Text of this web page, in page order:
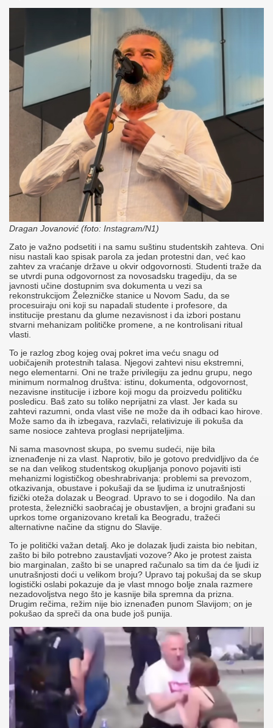
Dragan Jovanović (foto: Instagram/N1)
Zato je važno podsetiti i na samu suštinu studentskih zahteva. Oni
nisu nastali kao spisak parola za jedan protestni dan, već kao
zahtev za vraćanje države u okvir odgovornosti. Studenti traže da
se utvrdi puna odgovornost za novosadsku tragediju, da se
javnosti učine dostupnim sva dokumenta u vezi sa
rekonstrukcijom Železničke stanice u Novom Sadu, da se
procesuiraju oni koji su napadali studente i profesore, da
institucije prestanu da glume nezavisnost i da izbori postanu
stvarni mehanizam političke promene, a ne kontrolisani ritual
vlasti.
To je razlog zbog kojeg ovaj pokret ima veću snagu od
uobičajenih protestnih talasa. Njegovi zahtevi nisu ekstremni,
nego elementarni. Oni ne traže privilegiju za jednu grupu, nego
minimum normalnog društva: istinu, dokumenta, odgovornost,
nezavisne institucije i izbore koji mogu da proizvedu političku
posledicu. Baš zato su toliko neprijatni za vlast. Jer kada su
zahtevi razumni, onda vlast više ne može da ih odbaci kao hirove.
Može samo da ih izbegava, razvlači, relativizuje ili pokuša da
same nosioce zahteva proglasi neprijateljima.
Ni sama masovnost skupa, po svemu sudeći, nije bila
iznenađenje ni za vlast. Naprotiv, bilo je gotovo predvidljivo da će
se na dan velikog studentskog okupljanja ponovo pojaviti isti
mehanizmi logističkog obeshrabrivanja: problemi sa prevozom,
otkazivanja, obustave i pokušaji da se ljudima iz unutrašnjosti
fizički oteža dolazak u Beograd. Upravo to se i dogodilo. Na dan
protesta, železnički saobraćaj je obustavljen, a brojni građani su
uprkos tome organizovano kretali ka Beogradu, tražeći
alternativne načine da stignu do Slavije.
To je politički važan detalj. Ako je dolazak ljudi zaista bio nebitan,
zašto bi bilo potrebno zaustavljati vozove? Ako je protest zaista
bio marginalan, zašto bi se unapred računalo sa tim da će ljudi iz
unutrašnjosti doći u velikom broju? Upravo taj pokušaj da se skup
logistički oslabi pokazuje da je vlast mnogo bolje znala razmere
nezadovoljstva nego što je kasnije bila spremna da prizna.
Drugim rečima, režim nije bio iznenađen punom Slavijom; on je
pokušao da spreči da ona bude još punija.